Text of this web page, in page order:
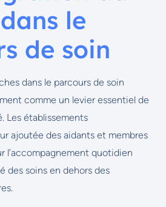
le
de soin
dans le parcours de soin
comme un levier essentiel de
Les établissements
ajoutée des aidants et membres
l’accompagnement quotidien
des soins en dehors des